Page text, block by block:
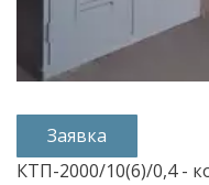
Заявка
КТП-2000/10(6)/0,4 -